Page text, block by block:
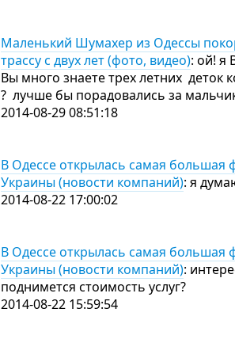
Маленький Шумахер из Одессы
трассу с двух лет (фото, видео): ой! я
Вы много знаете трех летних деток
? лучше бы порадовались за
2014-08-29 08:51:18
В Одессе открылась самая большая
Украины (новости компаний): я
2014-08-22 17:00:02
В Одессе открылась самая большая
Украины (новости компаний):
поднимется стоимость услуг?
2014-08-22 15:59:54